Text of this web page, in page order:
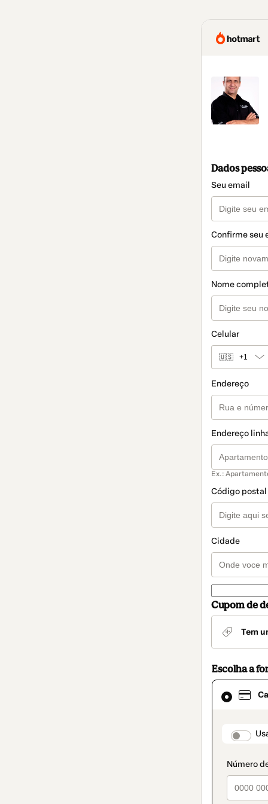
Dados
Seu email
Confirme seu
Nome
Celular
🇺🇸 +1
Endereço
Endereço
Ex.:
Código postal
Cidade
Cupom de
Tem
Escolha a
Cartão
selecionado
pagamento